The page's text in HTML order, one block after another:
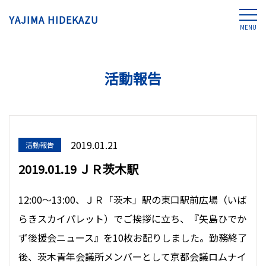
YAJIMA HIDEKAZU
MENU
活動報告
活動報告 2019.01.21
2019.01.19 ＪＲ茨木駅
12:00〜13:00、ＪＲ「茨木」駅の東口駅前広場（いば
らきスカイパレット）でご挨拶に立ち、『矢島ひでか
ず後援会ニュース』を10枚お配りしました。勤務終了
後、茨木青年会議所メンバーとして京都会議ロムナイ